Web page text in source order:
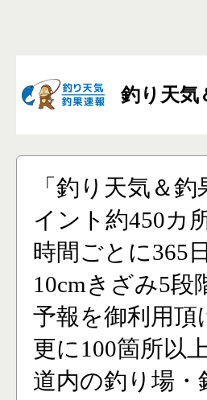
釣り天気
「釣り天気＆
イント約450カ
時間ごとに365
10cmきざみ5段
予報を御利用頂
更に100箇所以
道内の釣り場